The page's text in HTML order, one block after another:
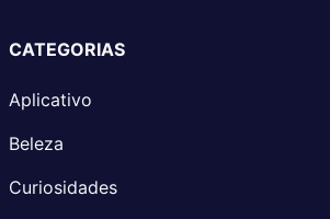
CATEGORIAS
Aplicativo
Beleza
Curiosidades